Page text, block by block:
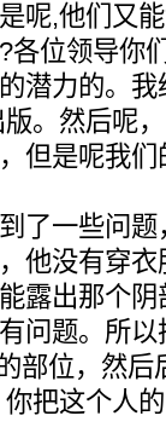
呢,他们又
各位领导你
潜力的。
。然后呢
但是呢我
了一些问
他没有穿
露出那个
问题。所
部位，然后
把这个人